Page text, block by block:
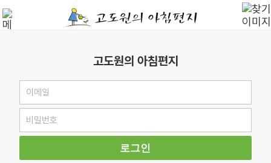
고도원의 아침편지
로그인